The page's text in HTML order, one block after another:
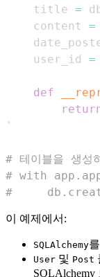
    title
=
    content
=
    user_id
=
def
# 테이블을 생성
# with
#
이 예제에서:
SQLAlchemy
User 및 Post
SQLAlchemy